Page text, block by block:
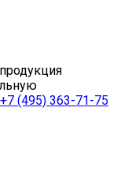
+7 (495) 363-71-75